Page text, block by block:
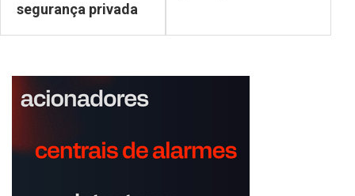
segurança privada